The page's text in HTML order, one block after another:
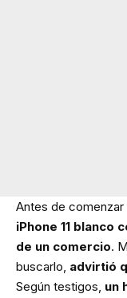
Antes de comenzar
iPhone 11 blanco
de un comercio.
buscarlo, advirtió
Según testigos, un